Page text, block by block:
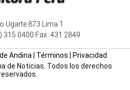
Ugarte 873 Lima 1
315 0400 Fax: 431 2849
Andina| Términos
Privacidad
de Noticias. Todos los derechos